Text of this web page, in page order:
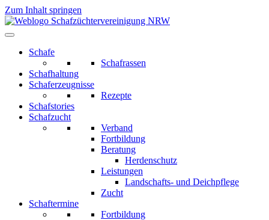
Zum Inhalt springen
Schafe
Schafrassen
Schafhaltung
Schaferzeugnisse
Rezepte
Schafstories
Schafzucht
Verband
Fortbildung
Beratung
Herdenschutz
Leistungen
Landschafts- und Deichpflege
Zucht
Schaftermine
Fortbildung